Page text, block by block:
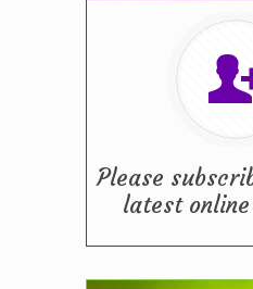
Please
latest